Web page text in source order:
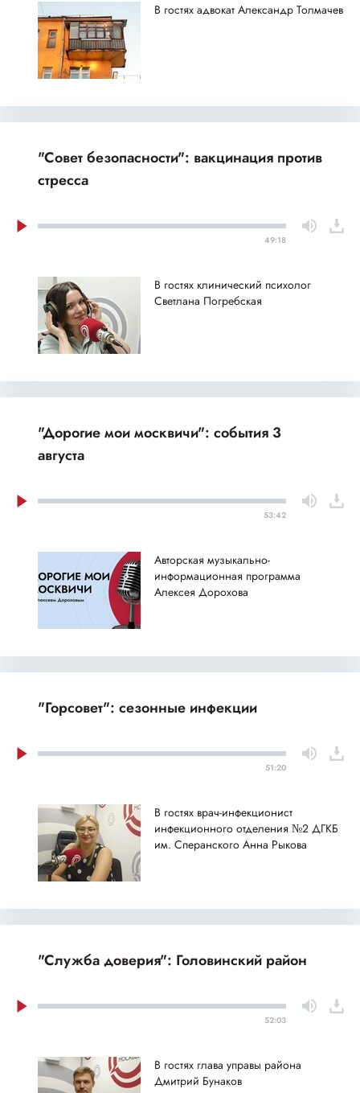
В гостях адвокат Александр Толмачев
"Совет безопасности": вакцинация против
стресса
49:18
В гостях клинический психолог
Светлана Погребская
"Дорогие мои москвичи": события 3
августа
53:42
Авторская музыкально-
информационная программа
Алексея Дорохова
"Горсовет": сезонные инфекции
51:20
В гостях врач-инфекционист
инфекционного отделения №2 ДГКБ
им. Сперанского Анна Рыкова
"Служба доверия": Головинский район
52:03
В гостях глава управы района
Дмитрий Бунаков